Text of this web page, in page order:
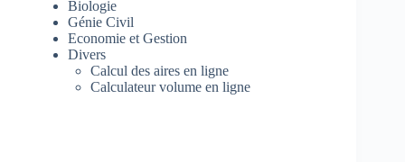
Biologie
Génie Civil
Economie et Gestion
Divers
Calcul des aires en ligne
Calculateur volume en ligne